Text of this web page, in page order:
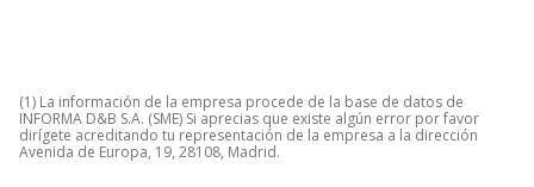
(1) La información de la empresa procede de la base de datos de
INFORMA D&B S.A. (SME) Si aprecias que existe algún error por favor
dirígete acreditando tu representación de la empresa a la dirección
Avenida de Europa, 19, 28108, Madrid.